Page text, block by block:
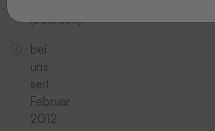
(Sachsen)
bei
uns
seit
Februar
2012